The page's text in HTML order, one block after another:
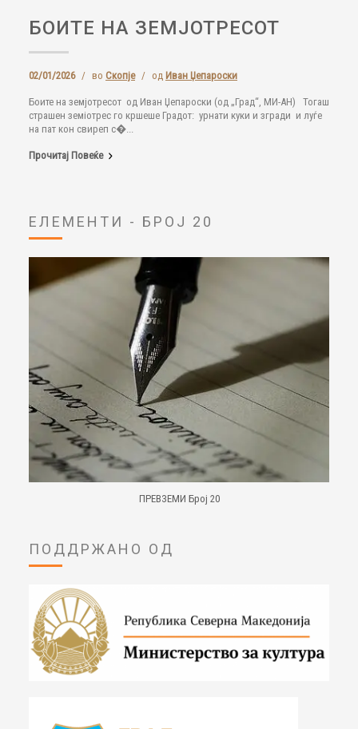
БОИТЕ НА ЗЕМЈОТРЕСОТ
02/01/2026 / во Скопје / од Иван Џепароски
Боите на земјотресот од Иван Џепароски (од „Град“, МИ-АН) Тогаш
страшен земіотрес го кршеше Градот: урнати куки и згради и луѓе
на пат кон свиреп с�...
Прочитај Повеќе
ЕЛЕМЕНТИ - БРОЈ 20
ПРЕВЗЕМИ Број 20
ПОДДРЖАНО ОД